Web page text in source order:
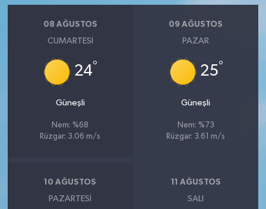
08 AĞUSTOS
CUMARTESI
24°
Güneşli
Nem: %68
Rüzgar: 3.06 m/s
09 AĞUSTOS
PAZAR
25°
Güneşli
Nem: %73
Rüzgar: 3.61 m/s
10 AĞUSTOS
PAZARTESI
11 AĞUSTOS
SALI